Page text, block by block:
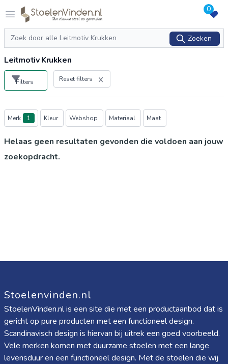
Open menu
Logo stoelenvinden.nl 0
Zoeken
Zoeken
Leitmotiv Krukken
Filters Reset filters
Producten
Merk 1 Kleur Webshop Materiaal Maat
Helaas geen resultaten gevonden die voldoen aan jouw
zoekopdracht.
Stoelenvinden.nl
StoelenVinden.nl is een site die met een productaanbod dat is
gericht op pure producten met een functioneel design.
Scandinavisch design is hiervan bij uitrek een goed voorbeeld.
Vele merken komen met duurzame stoelen met een lange
levensduur en een functioneel design. Met de stoelen die wij